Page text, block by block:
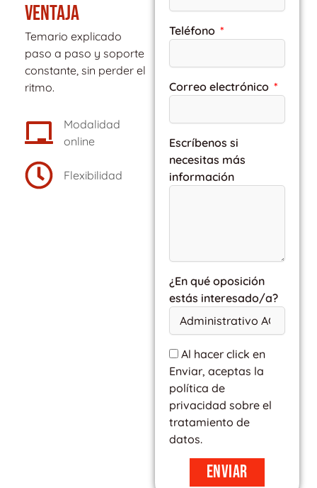
VENTAJA
Temario explicado
paso a paso y soporte
constante, sin perder el
ritmo.
Modalidad
online
Flexibilidad
Teléfono
Correo electrónico
Escríbenos si
necesitas más
información
¿En qué oposición
estás interesado/a?
Al hacer click en
Enviar, aceptas la
política de
privacidad sobre el
tratamiento de
datos.
Enviar